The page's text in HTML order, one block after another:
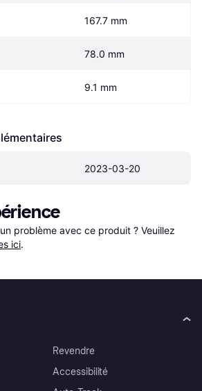
167.7 mm
78.0 mm
9.1 mm
2023-03-20
problème avec ce produit ? Veuillez
ici.
Revendre
Accessibilité